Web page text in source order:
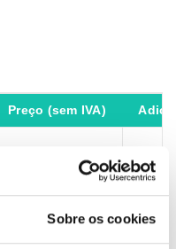
Sobre os cookies
Preço (sem IVA)